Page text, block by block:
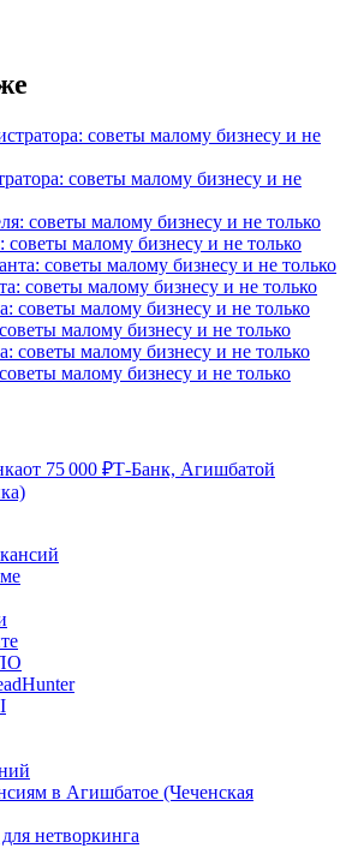
советы малому бизнесу и не
советы малому бизнесу и не только
советы малому бизнесу и не только
малому бизнесу и не только
малому бизнесу и не только
от 75 000 ₽Т-Банк, Агишбатой
в Агишбатое (Чеченская
нетворкинга